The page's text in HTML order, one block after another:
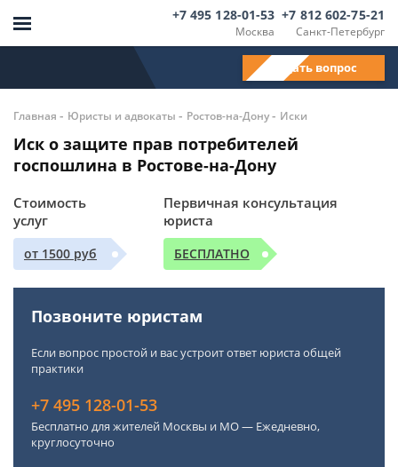
Москва
+7 495 128-01-53
Санкт-Петербург
+7 812 602-75-21
Задать вопрос
Главная - Юристы и адвокаты - Ростов-на-Дону- Иски
Иск о защите прав потребителей
госпошлина в Ростове-на-Дону
Стоимость
услуг
от 1500 руб
Первичная консультация
юриста
БЕСПЛАТНО
Позвоните юристам
Если вопрос простой и вас устроит ответ юриста общей
практики
+7 495 128-01-53
Бесплатно для жителей Москвы и МО — Ежедневно,
круглосуточно